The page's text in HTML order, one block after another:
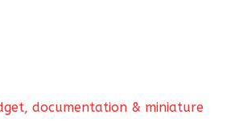
documentation & miniature